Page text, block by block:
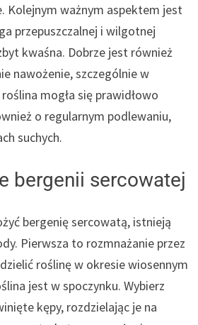
Kolejnym ważnym aspektem jest
przepuszczalnej i wilgotnej
kwaśna. Dobrze jest również
nawożenie, szczególnie w
mogła się prawidłowo
o regularnym podlewaniu,
suchych.
bergenii sercowatej
bergenię sercowatą, istnieją
Pierwsza to rozmnażanie przez
roślinę w okresie wiosennym
jest w spoczynku. Wybierz
kępy, rozdzielając je na